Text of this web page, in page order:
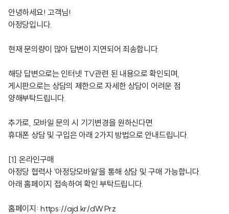
안녕하세요! 고객님!
아정당입니다.
현재 문의량이 많아 답변이 지연되어 죄송합니다.
해당 답변으로는 인터넷 TV관련 된 내용으로 확인되며,
게시판으로는 상담의 제한으로 자세한 상담이 어려운 점
양해부탁드립니다.
추가로, 모바일 문의 시 기기변경을 원하신다면
휴대폰 상담 및 구입은 아래 2가지 방법으로 안내드립니다.
[1] 온라인구매
아정당 협력사 '아정당모바일'을 통해 상담 및 구매 가능합니다.
아래 홈페이지 접속하여 확인 부탁드립니다.
홈페이지:https://ajd.kr/dWPrz